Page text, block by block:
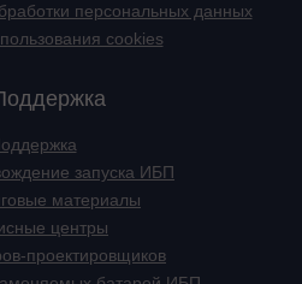
персональных данных
cookies
запуска ИБП
материалы
центры
проектировщиков